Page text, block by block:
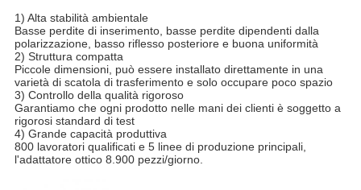
1) Alta stabilità ambientale
Basse perdite di inserimento, basse perdite dipendenti dalla
polarizzazione, basso riflesso posteriore e buona uniformità
2) Struttura compatta
Piccole dimensioni, può essere installato direttamente in una
varietà di scatola di trasferimento e solo occupare poco spazio
3) Controllo della qualità rigoroso
Garantiamo che ogni prodotto nelle mani dei clienti è soggetto a
rigorosi standard di test
4) Grande capacità produttiva
800 lavoratori qualificati e 5 linee di produzione principali,
l'adattatore ottico 8.900 pezzi/giorno.